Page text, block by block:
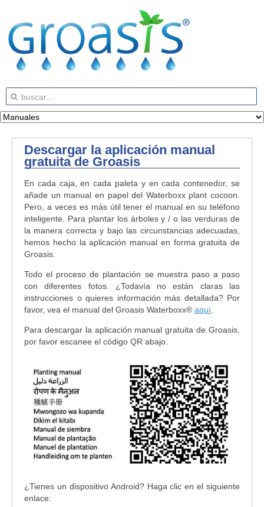
Descargar la aplicación manual
gratuita de Groasis
En cada caja, en cada paleta y en cada contenedor, se
añade un manual en papel del Waterboxx plant cocoon.
Pero, a veces es más útil tener el manual en su teléfono
inteligente. Para plantar los árboles y / o las verduras de
la manera correcta y bajo las circunstancias adecuadas,
hemos hecho la aplicación manual en forma gratuita de
Groasis.
Todo el proceso de plantación se muestra paso a paso
con diferentes fotos. ¿Todavía no están claras las
instrucciones o quieres información más detallada? Por
favor, vea el manual del Groasis Waterboxx® aquí
Para descargar la aplicación manual gratuita de Groasis,
por favor escanee el código QR abajo.
¿Tienes un dispositivo Android? Haga clic en el siguiente
enlace: